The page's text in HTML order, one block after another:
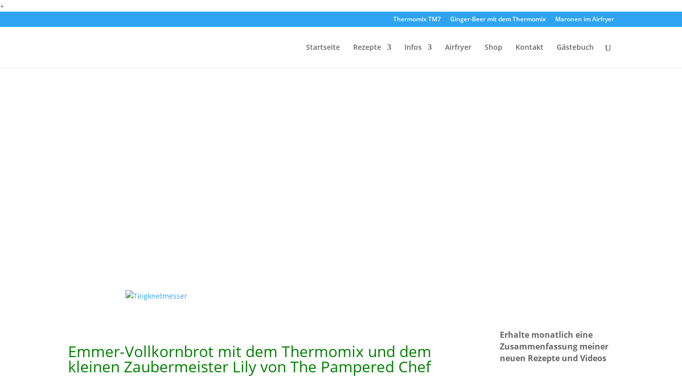
+
Thermomix TM7 Ginger-Beer mit dem Thermomix Maronen im Airfryer
Startseite Rezepte Infos Airfryer Shop Kontakt Gästebuch
Emmer-Vollkornbrot mit dem Thermomix und dem
kleinen Zaubermeister Lily von The Pampered Chef
Erhalte monatlich eine
Zusammenfassung meiner
neuen Rezepte und Videos